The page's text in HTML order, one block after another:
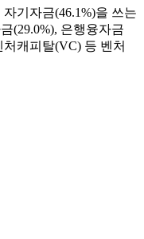
기자금(46.1%)을 쓰는
(29.0%), 은행융자금
처캐피탈(VC) 등 벤처